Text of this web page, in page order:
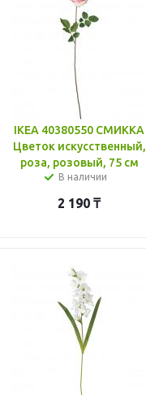
IKEA 40380550 СМИККА
Цветок искусственный,
роза, розовый, 75 см
В наличии
2 190 ₸